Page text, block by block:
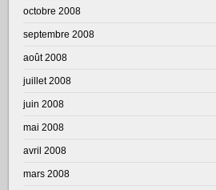
octobre 2008
septembre 2008
août 2008
juillet 2008
juin 2008
mai 2008
avril 2008
mars 2008